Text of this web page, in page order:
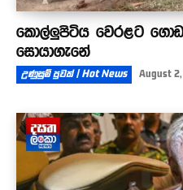
කොල්ලුපිටිය වෙරළට
සොයාගැනේ
උණුසුම් පුවත් | Hot News August